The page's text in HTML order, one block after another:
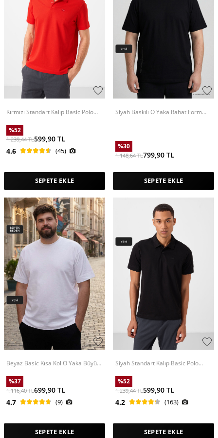
Kırmızı Standart Kalıp Basic Polo
%52
1.239,44TL599,90 TL
4.6
(45)
SEPETE EKLE
Siyah Baskılı O Yaka Rahat Form
%30
1.148,64TL799,90 TL
SEPETE EKLE
Beyaz Basic Kısa Kol O Yaka Büyük
%37
1.116,40TL699,90 TL
4.7
(9)
SEPETE EKLE
Siyah Standart Kalıp Basic Polo
%52
1.239,44TL599,90 TL
4.2
(163)
SEPETE EKLE